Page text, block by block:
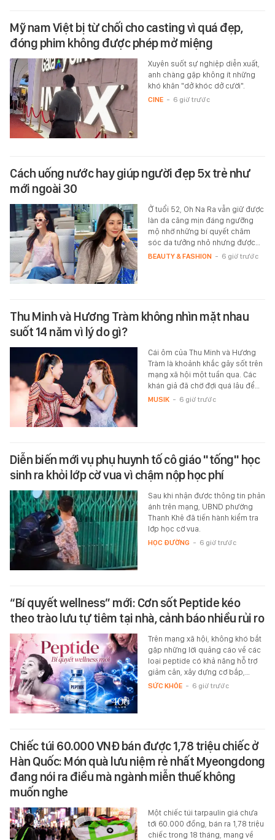
Mỹ nam Việt bị từ chối cho casting vì quá đẹp,
đóng phim không được phép mở miệng
Xuyên suốt sự nghiệp diễn xuất,
anh chàng gặp không ít những
khó khăn "dở khóc dở cười".
CINE - 6 giờ trước
Cách uống nước hay giúp người đẹp 5x trẻ như
mới ngoài 30
Ở tuổi 52, Oh Na Ra vẫn giữ được
làn da căng mịn đáng ngưỡng
mộ nhờ những bí quyết chăm
sóc da tưởng nhỏ nhưng được…
BEAUTY & FASHION - 6 giờ trước
Thu Minh và Hương Tràm không nhìn mặt nhau
suốt 14 năm vì lý do gì?
Cái ôm của Thu Minh và Hương
Tràm là khoảnh khắc gây sốt trên
mạng xã hội một tuần qua. Các
khán giả đã chờ đợi quá lâu để…
MUSIK - 6 giờ trước
Diễn biến mới vụ phụ huynh tố cô giáo "tống" học
sinh ra khỏi lớp cờ vua vì chậm nộp học phí
Sau khi nhận được thông tin phản
ánh trên mạng, UBND phường
Thanh Khê đã tiến hành kiểm tra
lớp học cờ vua.
HỌC ĐƯỜNG - 6 giờ trước
“Bí quyết wellness” mới: Cơn sốt Peptide kéo
theo trào lưu tự tiêm tại nhà, cảnh báo nhiều rủi ro
Trên mạng xã hội, không khó bắt
gặp những lời quảng cáo về các
loại peptide có khả năng hỗ trợ
giảm cân, xây dựng cơ bắp,…
SỨC KHỎE - 6 giờ trước
Chiếc túi 60.000 VNĐ bán được 1,78 triệu chiếc ở
Hàn Quốc: Món quà lưu niệm rẻ nhất Myeongdong
đang nói ra điều mà ngành miễn thuế không
muốn nghe
Một chiếc túi tarpaulin giá chưa
tới 60.000 đồng, bán ra 1,78 triệu
chiếc trong 18 tháng, mang về